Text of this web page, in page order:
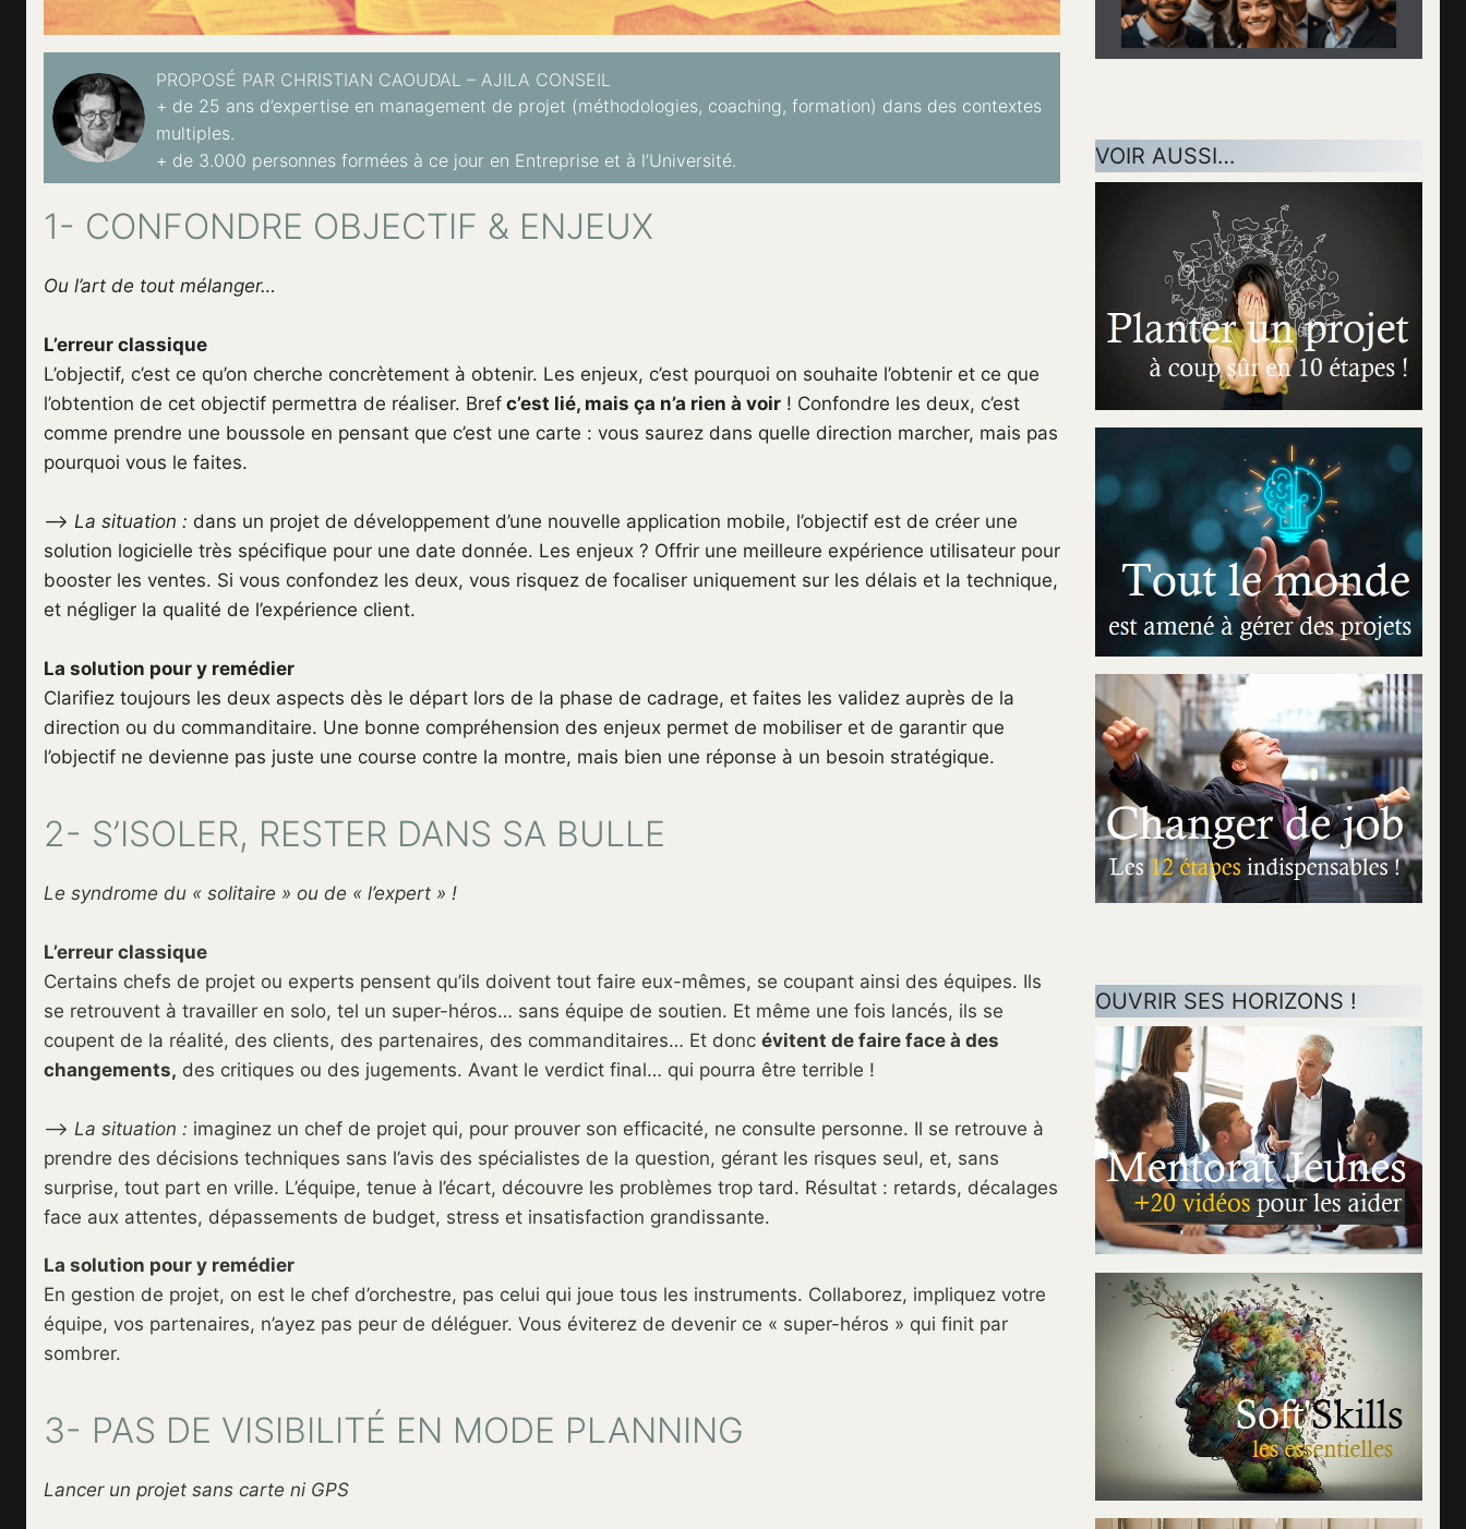
PROPOSÉ PAR CHRISTIAN CAOUDAL – AJILA CONSEIL
+ de 25 ans d’expertise en management de projet (méthodologies, coaching, formation) dans des contextes
multiples.
+ de 3.000 personnes formées à ce jour en Entreprise et à l’Université.
1- CONFONDRE OBJECTIF & ENJEUX
Ou l’art de tout mélanger…
L’erreur classique
L’objectif, c’est ce qu’on cherche concrètement à obtenir. Les enjeux, c’est pourquoi on souhaite l’obtenir et ce que
l’obtention de cet objectif permettra de réaliser. Bref c’est lié, mais ça n’a rien à voir ! Confondre les deux, c’est
comme prendre une boussole en pensant que c’est une carte : vous saurez dans quelle direction marcher, mais pas
pourquoi vous le faites.
–> La situation : dans un projet de développement d’une nouvelle application mobile, l’objectif est de créer une
solution logicielle très spécifique pour une date donnée. Les enjeux ? Offrir une meilleure expérience utilisateur pour
booster les ventes. Si vous confondez les deux, vous risquez de focaliser uniquement sur les délais et la technique,
et négliger la qualité de l’expérience client.
La solution pour y remédier
Clarifiez toujours les deux aspects dès le départ lors de la phase de cadrage, et faites les validez auprès de la
direction ou du commanditaire. Une bonne compréhension des enjeux permet de mobiliser et de garantir que
l’objectif ne devienne pas juste une course contre la montre, mais bien une réponse à un besoin stratégique.
2- S’ISOLER, RESTER DANS SA BULLE
Le syndrome du « solitaire » ou de « l’expert » !
L’erreur classique
Certains chefs de projet ou experts pensent qu’ils doivent tout faire eux-mêmes, se coupant ainsi des équipes. Ils
se retrouvent à travailler en solo, tel un super-héros… sans équipe de soutien. Et même une fois lancés, ils se
coupent de la réalité, des clients, des partenaires, des commanditaires… Et donc évitent de faire face à des
changements, des critiques ou des jugements. Avant le verdict final… qui pourra être terrible !
–> La situation : imaginez un chef de projet qui, pour prouver son efficacité, ne consulte personne. Il se retrouve à
prendre des décisions techniques sans l’avis des spécialistes de la question, gérant les risques seul, et, sans
surprise, tout part en vrille. L’équipe, tenue à l’écart, découvre les problèmes trop tard. Résultat : retards, décalages
face aux attentes, dépassements de budget, stress et insatisfaction grandissante.
La solution pour y remédier
En gestion de projet, on est le chef d’orchestre, pas celui qui joue tous les instruments. Collaborez, impliquez votre
équipe, vos partenaires, n’ayez pas peur de déléguer. Vous éviterez de devenir ce « super-héros » qui finit par
sombrer.
3- PAS DE VISIBILITÉ EN MODE PLANNING
Lancer un projet sans carte ni GPS
VOIR AUSSI…
OUVRIR SES HORIZONS !